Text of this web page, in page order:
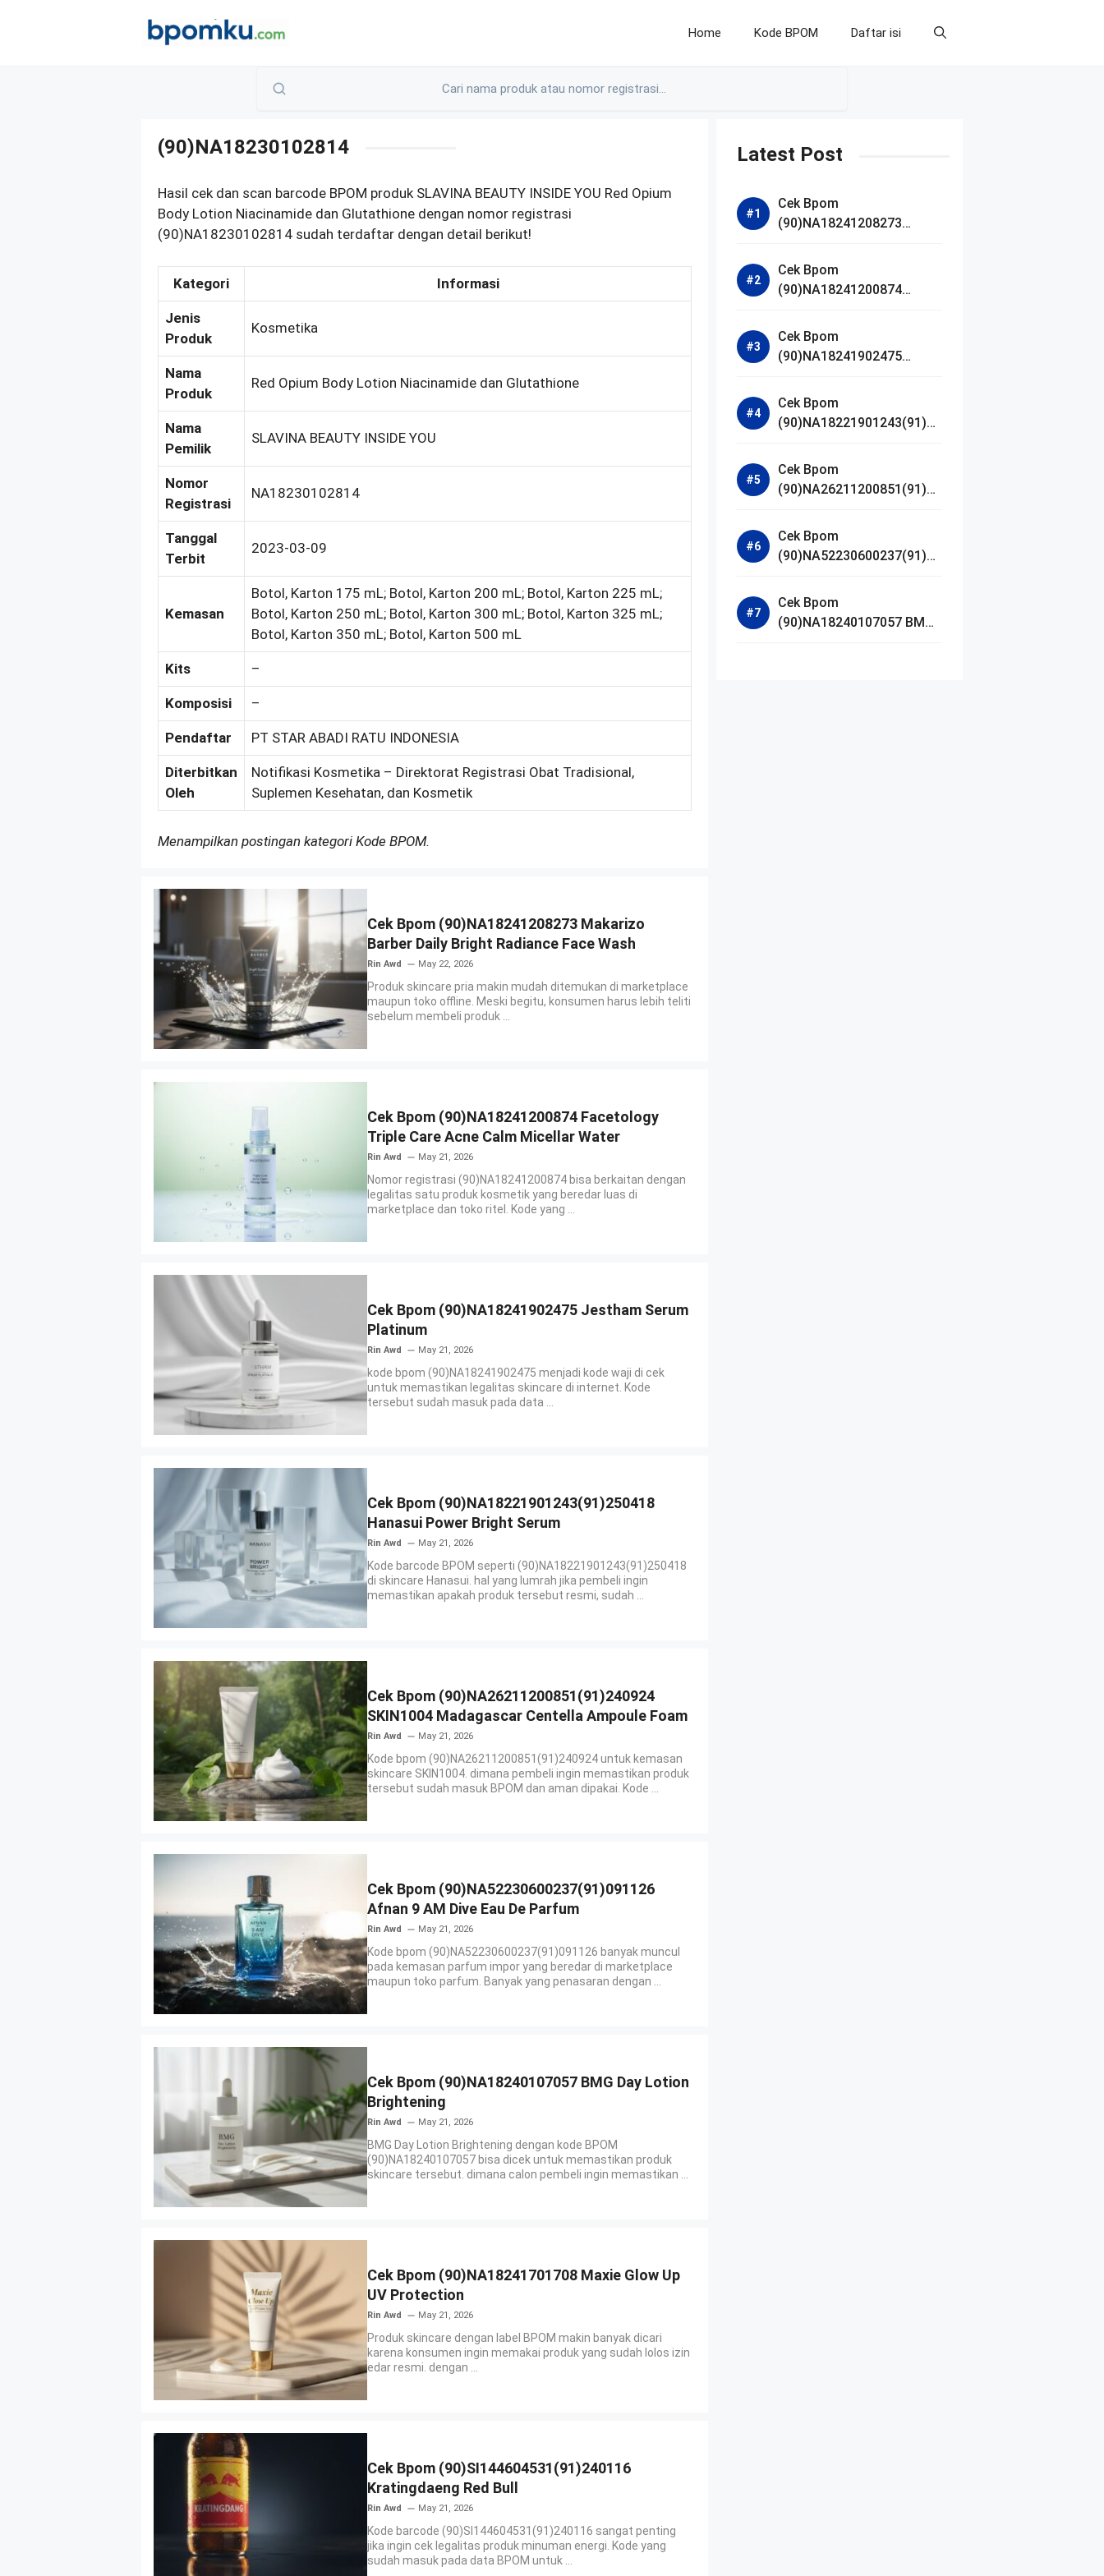
Home Kode BPOM Daftar isi
(90)NA18230102814
Hasil cek dan scan barcode BPOM produk SLAVINA BEAUTY INSIDE YOU Red Opium
Body Lotion Niacinamide dan Glutathione dengan nomor registrasi
(90)NA18230102814 sudah terdaftar dengan detail berikut!
Kategori Informasi
Jenis
Produk
Kosmetika
Nama
Produk
Red Opium Body Lotion Niacinamide dan Glutathione
Nama
Pemilik
SLAVINA BEAUTY INSIDE YOU
Nomor
Registrasi
NA18230102814
Tanggal
Terbit
2023-03-09
Kemasan
Botol, Karton 175 mL; Botol, Karton 200 mL; Botol, Karton 225 mL;
Botol, Karton 250 mL; Botol, Karton 300 mL; Botol, Karton 325 mL;
Botol, Karton 350 mL; Botol, Karton 500 mL
Kits –
Komposisi –
Pendaftar PT STAR ABADI RATU INDONESIA
Diterbitkan
Oleh
Notifikasi Kosmetika – Direktorat Registrasi Obat Tradisional,
Suplemen Kesehatan, dan Kosmetik
Menampilkan postingan kategori Kode BPOM.
Cek Bpom (90)NA18241208273 Makarizo
Barber Daily Bright Radiance Face Wash
Rin Awd May 22, 2026
Produk skincare pria makin mudah ditemukan di marketplace
maupun toko offline. Meski begitu, konsumen harus lebih teliti
sebelum membeli produk ...
Cek Bpom (90)NA18241200874 Facetology
Triple Care Acne Calm Micellar Water
Rin Awd May 21, 2026
Nomor registrasi (90)NA18241200874 bisa berkaitan dengan
legalitas satu produk kosmetik yang beredar luas di
marketplace dan toko ritel. Kode yang ...
Cek Bpom (90)NA18241902475 Jestham Serum
Platinum
Rin Awd May 21, 2026
kode bpom (90)NA18241902475 menjadi kode waji di cek
untuk memastikan legalitas skincare di internet. Kode
tersebut sudah masuk pada data ...
Cek Bpom (90)NA18221901243(91)250418
Hanasui Power Bright Serum
Rin Awd May 21, 2026
Kode barcode BPOM seperti (90)NA18221901243(91)250418
di skincare Hanasui. hal yang lumrah jika pembeli ingin
memastikan apakah produk tersebut resmi, sudah ...
Cek Bpom (90)NA26211200851(91)240924
SKIN1004 Madagascar Centella Ampoule Foam
Rin Awd May 21, 2026
Kode bpom (90)NA26211200851(91)240924 untuk kemasan
skincare SKIN1004. dimana pembeli ingin memastikan produk
tersebut sudah masuk BPOM dan aman dipakai. Kode ...
Cek Bpom (90)NA52230600237(91)091126
Afnan 9 AM Dive Eau De Parfum
Rin Awd May 21, 2026
Kode bpom (90)NA52230600237(91)091126 banyak muncul
pada kemasan parfum impor yang beredar di marketplace
maupun toko parfum. Banyak yang penasaran dengan ...
Cek Bpom (90)NA18240107057 BMG Day Lotion
Brightening
Rin Awd May 21, 2026
BMG Day Lotion Brightening dengan kode BPOM
(90)NA18240107057 bisa dicek untuk memastikan produk
skincare tersebut. dimana calon pembeli ingin memastikan ...
Cek Bpom (90)NA18241701708 Maxie Glow Up
UV Protection
Rin Awd May 21, 2026
Produk skincare dengan label BPOM makin banyak dicari
karena konsumen ingin memakai produk yang sudah lolos izin
edar resmi. dengan ...
Cek Bpom (90)SI144604531(91)240116
Kratingdaeng Red Bull
Rin Awd May 21, 2026
Kode barcode (90)SI144604531(91)240116 sangat penting
jika ingin cek legalitas produk minuman energi. Kode yang
sudah masuk pada data BPOM untuk ...
Latest Post
Cek Bpom
(90)NA18241208273
Bright Radiance Face
Wash
Cek Bpom
(90)NA18241200874
Acne Calm Micellar Water
Cek Bpom
(90)NA18241902475
Cek Bpom
(90)NA18221901243(91)25
Serum
Cek Bpom
(90)NA26211200851(91)24
Madagascar Centella
Ampoule Foam
Cek Bpom
(90)NA52230600237(91)09
De Parfum
Cek Bpom
(90)NA18240107057 BMG